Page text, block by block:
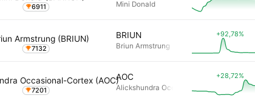
6911 Mini Donald
7132
BRIUN
Briun Armstrung
+92,78%
7201
AOC
Alickshundra Occasional-Cortex
+28,72%